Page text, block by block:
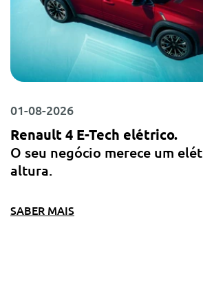
01-08-2026
Renault 4 E-Tech elétrico.
O seu negócio merece um
altura.
SABER MAIS